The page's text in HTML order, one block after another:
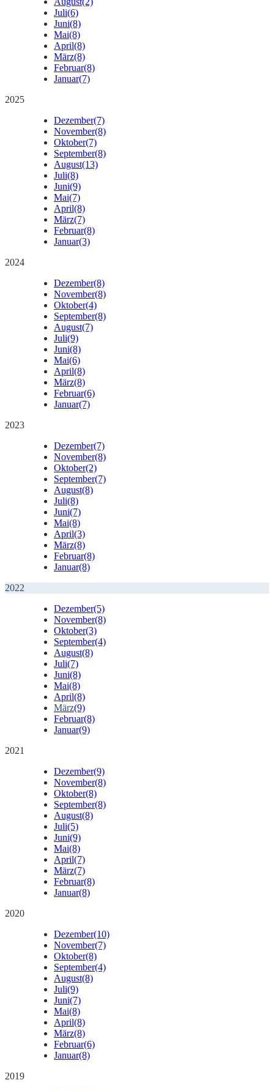
Juli(6)
Juni(8)
Mai(8)
April(8)
März(8)
Februar(8)
Januar(7)
2025
Dezember(7)
November(8)
Oktober(7)
September(8)
August(13)
Juli(8)
Juni(9)
Mai(7)
April(8)
März(7)
Februar(8)
Januar(3)
2024
Dezember(8)
November(8)
Oktober(4)
September(8)
August(7)
Juli(9)
Juni(8)
Mai(6)
April(8)
März(8)
Februar(6)
Januar(7)
2023
Dezember(7)
November(8)
Oktober(2)
September(7)
August(8)
Juli(8)
Juni(7)
Mai(8)
April(3)
März(8)
Februar(8)
Januar(8)
2022
Dezember(5)
November(8)
Oktober(3)
September(4)
August(8)
Juli(7)
Juni(8)
Mai(8)
April(8)
März(9)
Februar(8)
Januar(9)
2021
Dezember(9)
November(8)
Oktober(8)
September(8)
August(8)
Juli(5)
Juni(9)
Mai(8)
April(7)
März(7)
Februar(8)
Januar(8)
2020
Dezember(10)
November(7)
Oktober(8)
September(4)
August(8)
Juli(9)
Juni(7)
Mai(8)
April(8)
März(8)
Februar(6)
Januar(8)
2019